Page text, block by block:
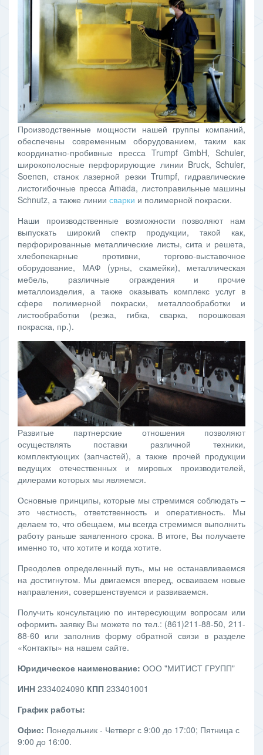
Производственные мощности нашей группы компаний,
обеспечены современным оборудованием, таким как
координатно-пробивные пресса Trumpf GmbH, Schuler,
широкополосные перфорирующие линии Bruck, Schuler,
Soenen, станок лазерной резки Trumpf, гидравлические
листогибочные пресса Amada, листоправильные машины
Schnutz, а также линии сварки и полимерной покраски.
Наши производственные возможности позволяют нам
выпускать широкий спектр продукции, такой как,
перфорированные металлические листы, сита и решета,
хлебопекарные противни, торгово-выставочное
оборудование, МАФ (урны, скамейки), металлическая
мебель, различные ограждения и прочие
металлоизделия, а также оказывать комплекс услуг в
сфере полимерной покраски, металлообработки и
листообработки (резка, гибка, сварка, порошковая
покраска, пр.).
Развитые партнерские отношения позволяют
осуществлять поставки различной техники,
комплектующих (запчастей), а также прочей продукции
ведущих отечественных и мировых производителей,
дилерами которых мы являемся.
Основные принципы, которые мы стремимся соблюдать –
это честность, ответственность и оперативность. Мы
делаем то, что обещаем, мы всегда стремимся выполнить
работу раньше заявленного срока. В итоге, Вы получаете
именно то, что хотите и когда хотите.
Преодолев определенный путь, мы не останавливаемся
на достигнутом. Мы двигаемся вперед, осваиваем новые
направления, совершенствуемся и развиваемся.
Получить консультацию по интересующим вопросам или
оформить заявку Вы можете по тел.: (861)211-88-50, 211-
88-60 или заполнив форму обратной связи в разделе
«Контакты» на нашем сайте.
Юридическое наименование: ООО "МИТИСТ ГРУПП"
ИНН 2334024090 КПП 233401001
График работы:
Офис: Понедельник - Четверг с 9:00 до 17:00; Пятница с
9:00 до 16:00.